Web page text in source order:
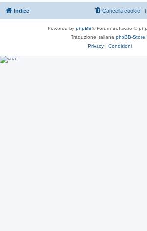
Indice Cancella cookie
Powered by phpBB® Forum Software ©
Traduzione Italiana phpBB-
Privacy | Condizioni